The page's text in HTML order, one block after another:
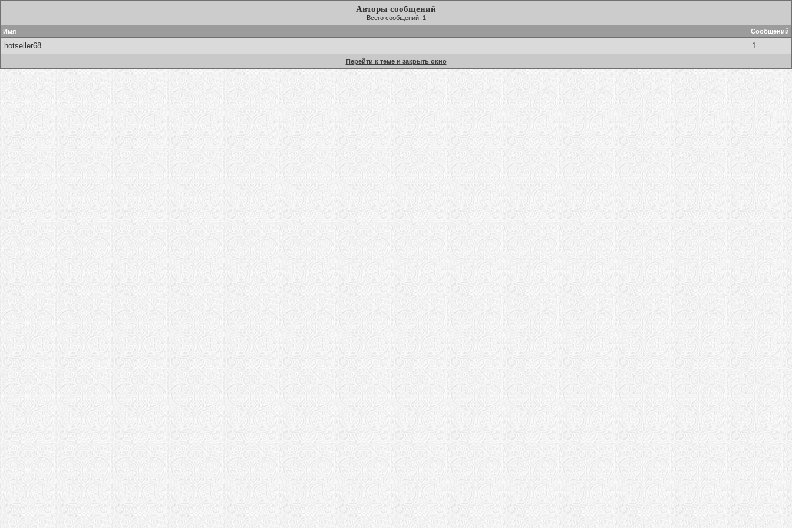
Авторы сообщений
Всего сообщений: 1
Имя
Сообщений
hotseller68 1
Перейти к теме и закрыть окно